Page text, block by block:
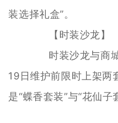
装选择礼盒”。
【时装沙龙】
时装沙龙与商城
19日维护前限时上架两
是“蝶香套装”与“花仙子